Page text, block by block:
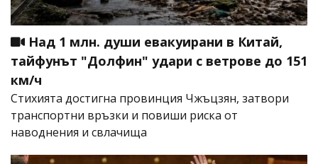
Над 1 млн. души евакуирани в Китай,
тайфунът "Долфин" удари с ветрове до 151
км/ч
Стихията достигна провинция Чжъцзян, затвори
транспортни връзки и повиши риска от
наводнения и свлачища